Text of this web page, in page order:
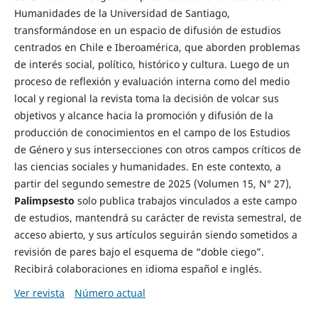
Humanidades de la Universidad de Santiago,
transformándose en un espacio de difusión de estudios
centrados en Chile e Iberoamérica, que aborden problemas
de interés social, político, histórico y cultura. Luego de un
proceso de reflexión y evaluación interna como del medio
local y regional la revista toma la decisión de volcar sus
objetivos y alcance hacia la promoción y difusión de la
producción de conocimientos en el campo de los Estudios
de Género y sus intersecciones con otros campos críticos de
las ciencias sociales y humanidades. En este contexto, a
partir del segundo semestre de 2025 (Volumen 15, N° 27),
Palimpsesto solo publica trabajos vinculados a este campo
de estudios, mantendrá su carácter de revista semestral, de
acceso abierto, y sus artículos seguirán siendo sometidos a
revisión de pares bajo el esquema de “doble ciego”.
Recibirá colaboraciones en idioma español e inglés.
Ver revista
Número actual